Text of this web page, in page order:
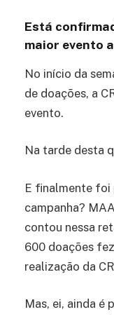
Está
maior evento
No início da
de doações, a
evento.
Na tarde desta
E finalmente foi
campanha?
contou nessa
600 doações
realização da
Mas, ei, ainda é